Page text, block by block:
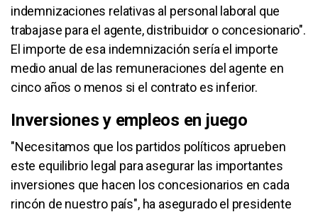
indemnizaciones relativas al personal laboral que
trabajase para el agente, distribuidor o concesionario".
El importe de esa indemnización sería el importe
medio anual de las remuneraciones del agente en
cinco años o menos si el contrato es inferior.
Inversiones y empleos en juego
"Necesitamos que los partidos políticos aprueben
este equilibrio legal para asegurar las importantes
inversiones que hacen los concesionarios en cada
rincón de nuestro país", ha asegurado el presidente